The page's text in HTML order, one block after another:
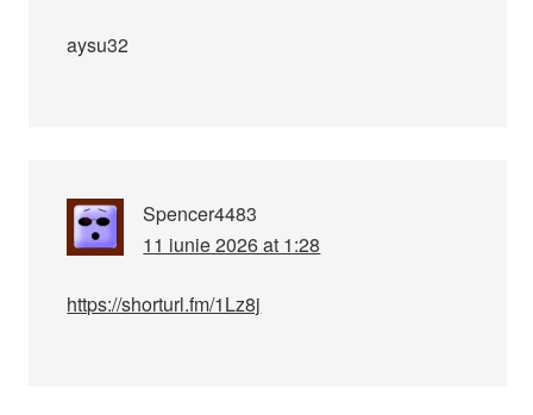
aysu32
Spencer4483
11 iunie 2026 at 1:28
https://shorturl.fm/1Lz8j